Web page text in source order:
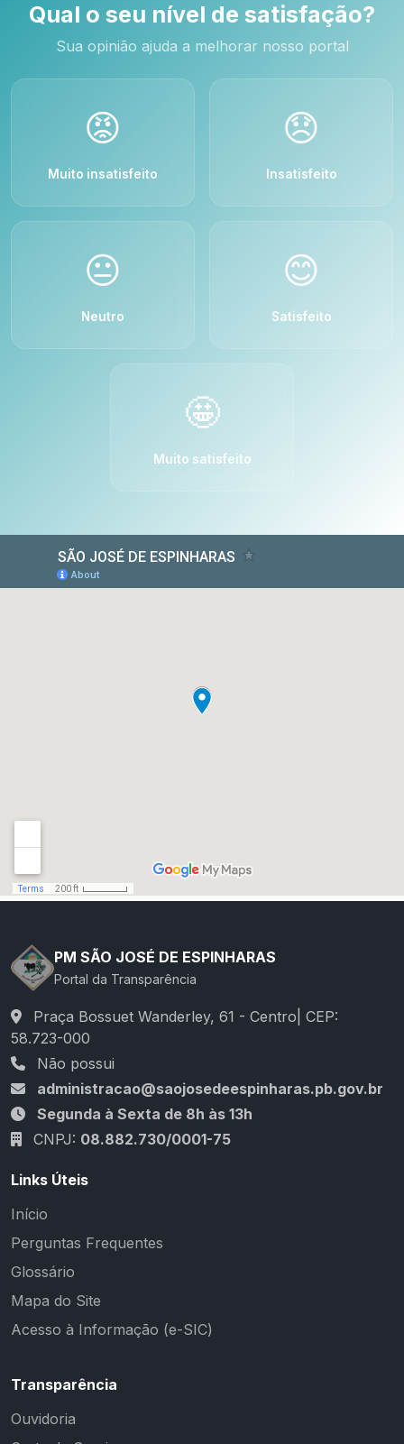
Qual o seu nível de satisfação?
Sua opinião ajuda a melhorar nosso portal
😡
Muito insatisfeito
😞
Insatisfeito
😐
Neutro
😊
Satisfeito
🤩
Muito satisfeito
PM SÃO JOSÉ DE ESPINHARAS
Portal da Transparência
Praça Bossuet Wanderley, 61 - Centro| CEP:
58.723-000
Não possui
administracao@saojosedeespinharas.pb.gov.br
Segunda à Sexta de 8h às 13h
CNPJ: 08.882.730/0001-75
Links Úteis
Início
Perguntas Frequentes
Glossário
Mapa do Site
Acesso à Informação (e-SIC)
Transparência
Ouvidoria